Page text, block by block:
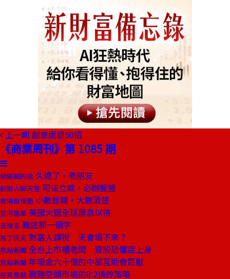
上一期 創意處罰50招
《商業周刊》第 1085 期
總編輯的話 久違了，老朋友
創辦人聊天室 司法立威，必辦藍營
商場自慢塾 小數迷糊，大數清楚
星河隨筆 美國大選全球屏息以待
去梯言 難逃那一個字
馬丁沃夫 對富人課稅 天會塌下來？
焦點新聞 全台上市櫃老闆 買股恐懼症上身
焦點新聞 年吸金六十億的中部互助會巨獸
投資焦點 戰勝空頭市場的8:2槓鈴策略